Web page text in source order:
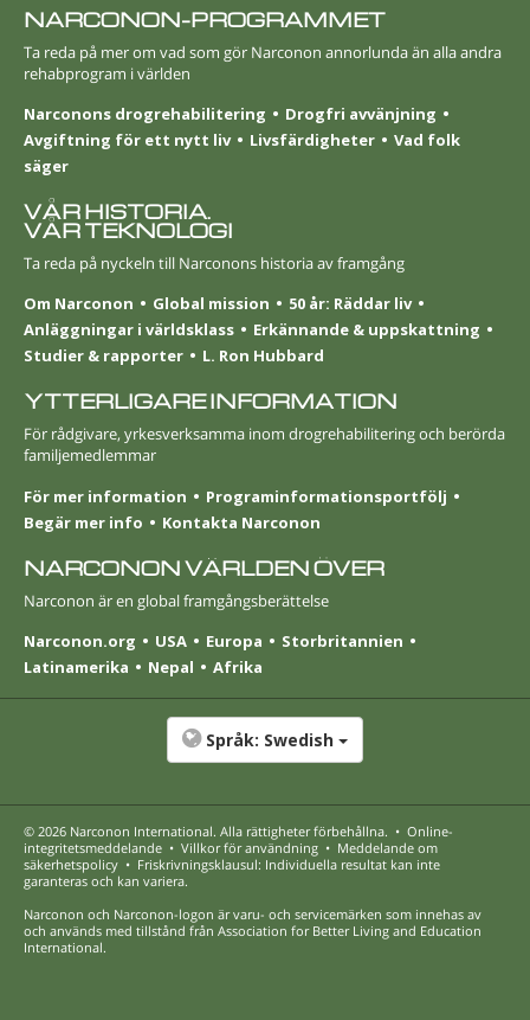
NARCONON-PROGRAMMET
Ta reda på mer om vad som gör Narconon annorlunda än alla andra
rehabprogram i världen
Narconons drogrehabilitering
Drogfri avvänjning
Avgiftning för ett nytt liv
Livsfärdigheter
Vad folk
säger
VÅR HISTORIA.
VÅR TEKNOLOGI
Ta reda på nyckeln till Narconons historia av framgång
Om Narconon
Global mission
50 år: Räddar liv
Anläggningar i världsklass
Erkännande & uppskattning
Studier & rapporter
L. Ron Hubbard
YTTERLIGARE INFORMATION
För rådgivare, yrkesverksamma inom drogrehabilitering och berörda
familjemedlemmar
För mer information
Programinformationsportfölj
Begär mer info
Kontakta Narconon
NARCONON VÄRLDEN ÖVER
Narconon är en global framgångsberättelse
Narconon.org
USA Europa
Stor­britannien
Latinamerika
Nepal Afrika
Språk: Swedish
© 2026 Narconon International. Alla rättigheter förbehållna. • Online-
integritetsmeddelande • Villkor för användning • Meddelande om
säkerhetspolicy • Friskrivningsklausul: Individuella resultat kan inte
garanteras och kan variera.
Narconon och Narconon-logon är varu- och servicemärken som innehas av
och används med tillstånd från Association for Better Living and Education
International.